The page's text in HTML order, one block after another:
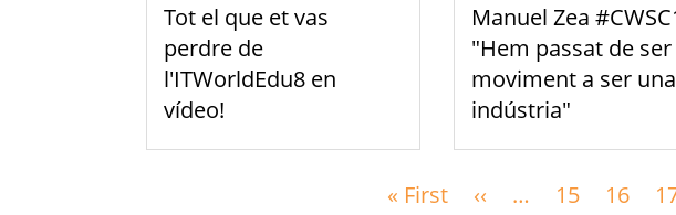
Tot el que et vas
perdre de
l'ITWorldEdu8 en
vídeo!
Manuel Zea
"Hem passat de
moviment a ser una
indústria"
« FirstPrimera
‹‹ Pàgina
… 15 16